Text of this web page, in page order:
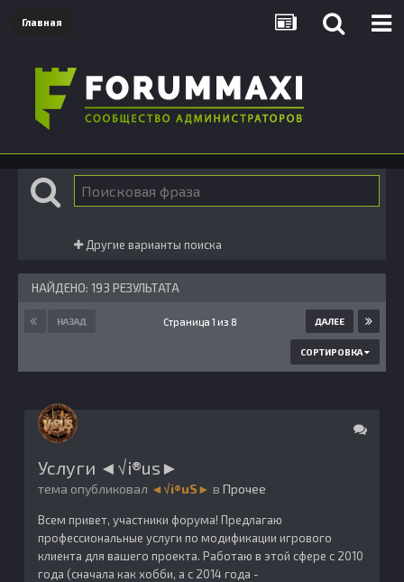
Главная
Другие варианты поиска
НАЙДЕНО: 193 РЕЗУЛЬТАТА
НАЗАД ДАЛЕЕ
Страница 1 из 8
СОРТИРОВКА
Услуги ◄√i®us►
тема опубликовал ◄√i®uS► в Прочее
Всем привет, участники форума! Предлагаю
профессиональные услуги по модификации игрового
клиента для вашего проекта. Работаю в этой сфере с 2010
года (сначала как хобби, а с 2014 года -